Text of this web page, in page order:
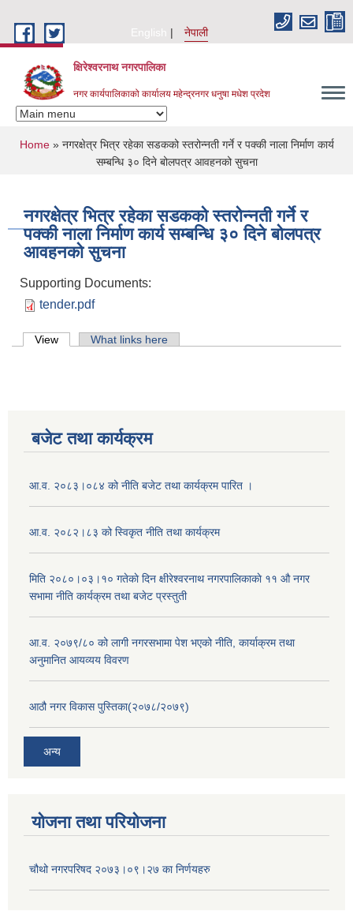
English
नेपाली
क्षिरेश्वरनाथ नगरपालिका
नगर कार्यपालिकाको कार्यालय महेन्द्रनगर धनुषा मधेश प्रदेश
You are here
Home» नगरक्षेत्र भित्र रहेका सडकको स्तरोन्नती गर्ने र पक्की नाला निर्माण कार्य
सम्बन्धि ३० दिने बोलपत्र आवहनको सुचना
नगरक्षेत्र भित्र रहेका सडकको स्तरोन्नती गर्ने र
पक्की नाला निर्माण कार्य सम्बन्धि ३० दिने बोलपत्र
आवहनको सुचना
Supporting Documents:
tender.pdf
Primary tabs
View (active tab)What links here
बजेट तथा कार्यक्रम
आ.व. २०८३।०८४ को नीति बजेट तथा कार्यक्रम पारित ।
आ.व. २०८२।८३ को स्विकृत नीति तथा कार्यक्रम
मिति २०८०।०३।१० गतेकाे दिन क्षीरेश्वरनाथ नगरपालिकाकाे ११ ‍औ नगर
सभामा नीति कार्यक्रम तथा बजेट प्रस्तुती
आ.व. २०७९/८० को लागी नगरसभामा पेश भएको नीति, कार्याक्रम तथा
अनुमानित आयव्यय विवरण
आठौ नगर विकास पुस्तिका(२०७८/२०७९)
अन्य
योजना तथा परियोजना
चौथो नगरपरिषद २०७३।०९।२७ का निर्णयहरु